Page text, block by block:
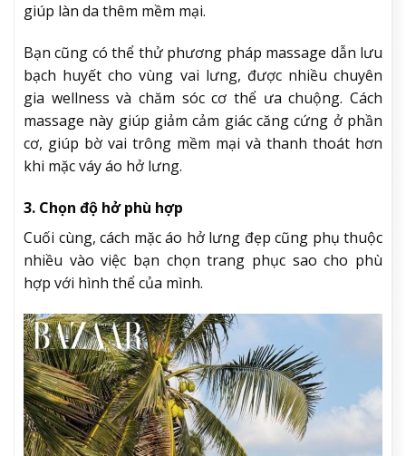
giúp làn da thêm mềm mại.
Bạn cũng có thể thử phương pháp massage dẫn lưu
bạch huyết cho vùng vai lưng, được nhiều chuyên
gia wellness và chăm sóc cơ thể ưa chuộng. Cách
massage này giúp giảm cảm giác căng cứng ở phần
cơ, giúp bờ vai trông mềm mại và thanh thoát hơn
khi mặc váy áo hở lưng.
3. Chọn độ hở phù hợp
Cuối cùng, cách mặc áo hở lưng đẹp cũng phụ thuộc
nhiều vào việc bạn chọn trang phục sao cho phù
hợp với hình thể của mình.